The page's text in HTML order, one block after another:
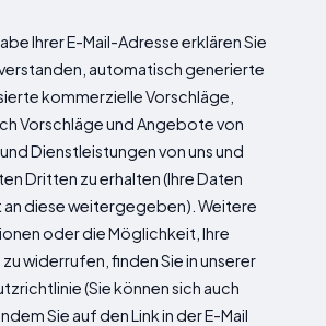
Ihrer E-Mail-Adresse erklären Sie
automatisch generierte
kommerzielle Vorschläge,
Vorschläge und Angebote von
Dienstleistungen von uns und
Dritten zu erhalten (Ihre Daten
an diese weitergegeben). Weitere
oder die Möglichkeit, Ihre
widerrufen, finden Sie in unserer
(Sie können sich auch
Sie auf den Link in der E-Mail